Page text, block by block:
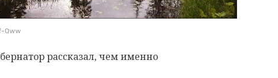
Qww
рассказал, чем именно